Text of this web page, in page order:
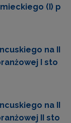
(I) p
na II
I sto
na II
II sto